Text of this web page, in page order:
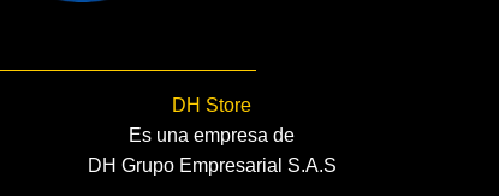
DH Store
Es una empresa de
DH Grupo Empresarial S.A.S